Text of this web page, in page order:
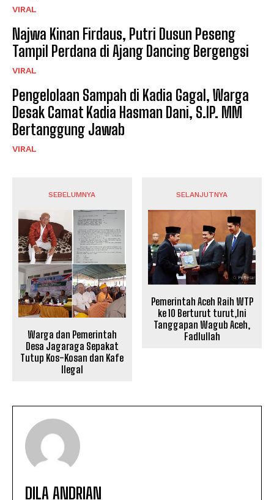
VIRAL
Najwa Kinan Firdaus, Putri Dusun Peseng
Tampil Perdana di Ajang Dancing Bergengsi
VIRAL
Pengelolaan Sampah di Kadia Gagal, Warga
Desak Camat Kadia Hasman Dani, S.IP. MM
Bertanggung Jawab
VIRAL
SEBELUMNYA
Warga dan Pemerintah
Desa Jagaraga Sepakat
Tutup Kos-Kosan dan Kafe
Ilegal
SELANJUTNYA
Pemerintah Aceh Raih WTP
ke 10 Berturut turut,Ini
Tanggapan Wagub Aceh,
Fadlullah
DILA ANDRIAN